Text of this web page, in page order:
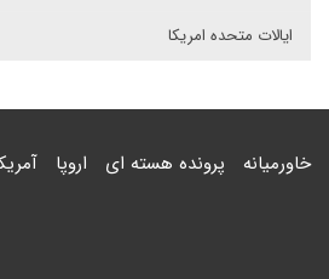
ایالات متحده امریکا
خاورمیانه پرونده هسته ای اروپا